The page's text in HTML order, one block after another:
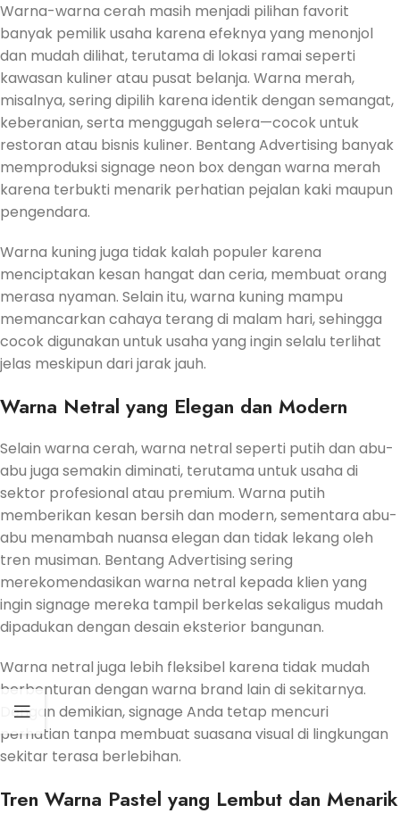
Warna-warna cerah masih menjadi pilihan favorit
banyak pemilik usaha karena efeknya yang menonjol
dan mudah dilihat, terutama di lokasi ramai seperti
kawasan kuliner atau pusat belanja. Warna merah,
misalnya, sering dipilih karena identik dengan semangat,
keberanian, serta menggugah selera—cocok untuk
restoran atau bisnis kuliner. Bentang Advertising banyak
memproduksi signage neon box dengan warna merah
karena terbukti menarik perhatian pejalan kaki maupun
pengendara.
Warna kuning juga tidak kalah populer karena
menciptakan kesan hangat dan ceria, membuat orang
merasa nyaman. Selain itu, warna kuning mampu
memancarkan cahaya terang di malam hari, sehingga
cocok digunakan untuk usaha yang ingin selalu terlihat
jelas meskipun dari jarak jauh.
Warna Netral yang Elegan dan Modern
Selain warna cerah, warna netral seperti putih dan abu-
abu juga semakin diminati, terutama untuk usaha di
sektor profesional atau premium. Warna putih
memberikan kesan bersih dan modern, sementara abu-
abu menambah nuansa elegan dan tidak lekang oleh
tren musiman. Bentang Advertising sering
merekomendasikan warna netral kepada klien yang
ingin signage mereka tampil berkelas sekaligus mudah
dipadukan dengan desain eksterior bangunan.
Warna netral juga lebih fleksibel karena tidak mudah
berbenturan dengan warna brand lain di sekitarnya.
Dengan demikian, signage Anda tetap mencuri
perhatian tanpa membuat suasana visual di lingkungan
sekitar terasa berlebihan.
Tren Warna Pastel yang Lembut dan Menarik